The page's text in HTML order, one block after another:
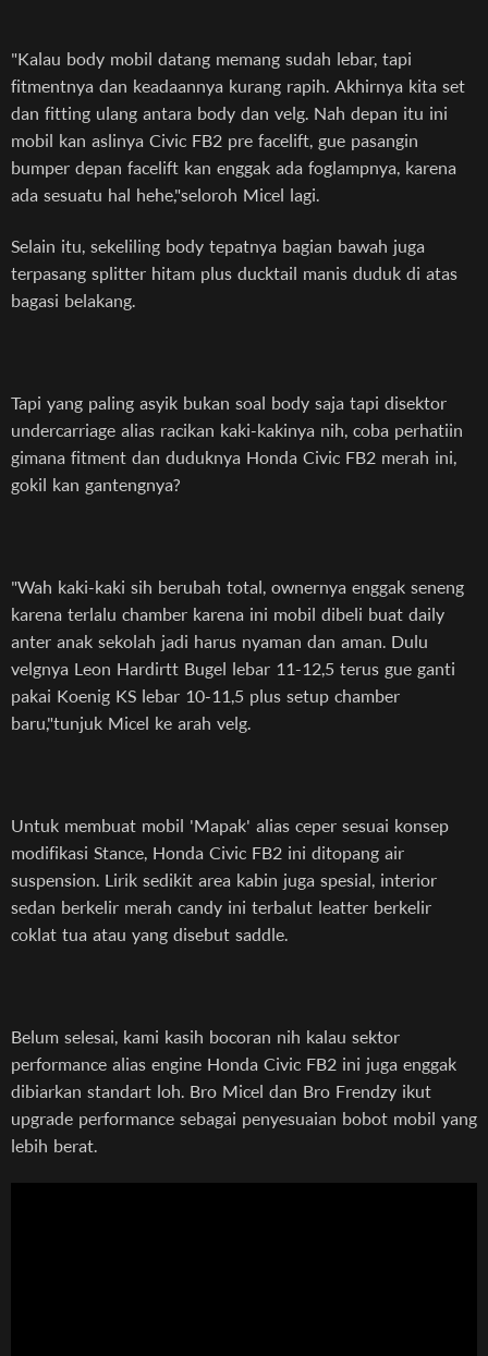
"Kalau body mobil datang memang sudah lebar, tapi
fitmentnya dan keadaannya kurang rapih. Akhirnya kita set
dan fitting ulang antara body dan velg. Nah depan itu ini
mobil kan aslinya Civic FB2 pre facelift, gue pasangin
bumper depan facelift kan enggak ada foglampnya, karena
ada sesuatu hal hehe,"seloroh Micel lagi.
Selain itu, sekeliling body tepatnya bagian bawah juga
terpasang splitter hitam plus ducktail manis duduk di atas
bagasi belakang.
Tapi yang paling asyik bukan soal body saja tapi disektor
undercarriage alias racikan kaki-kakinya nih, coba perhatiin
gimana fitment dan duduknya Honda Civic FB2 merah ini,
gokil kan gantengnya?
"Wah kaki-kaki sih berubah total, ownernya enggak seneng
karena terlalu chamber karena ini mobil dibeli buat daily
anter anak sekolah jadi harus nyaman dan aman. Dulu
velgnya Leon Hardirtt Bugel lebar 11-12,5 terus gue ganti
pakai Koenig KS lebar 10-11,5 plus setup chamber
baru,"tunjuk Micel ke arah velg.
Untuk membuat mobil 'Mapak' alias ceper sesuai konsep
modifikasi Stance, Honda Civic FB2 ini ditopang air
suspension. Lirik sedikit area kabin juga spesial, interior
sedan berkelir merah candy ini terbalut leatter berkelir
coklat tua atau yang disebut saddle.
Belum selesai, kami kasih bocoran nih kalau sektor
performance alias engine Honda Civic FB2 ini juga enggak
dibiarkan standart loh. Bro Micel dan Bro Frendzy ikut
upgrade performance sebagai penyesuaian bobot mobil yang
lebih berat.